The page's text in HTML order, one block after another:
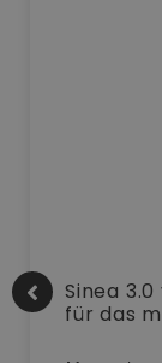
Sinea
für das